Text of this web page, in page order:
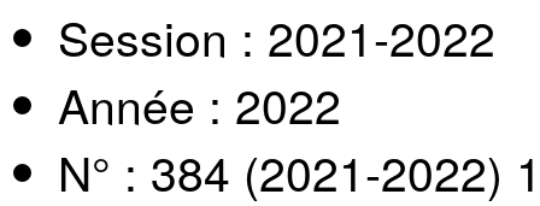
Session : 2021-2022
Année : 2022
N° : 384 (2021-2022)